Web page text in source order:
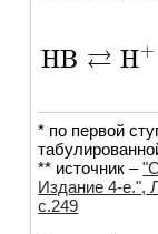
HB ⇄ H+
HB⇄H+ +B -
* по первой
** источник –
Издание 4-е.",
c.249